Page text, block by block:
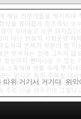
위 거기서 거기다. 위